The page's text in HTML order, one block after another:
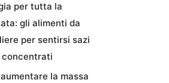
per tutta la
gli alimenti da
per sentirsi sazi
concentrati
la massa